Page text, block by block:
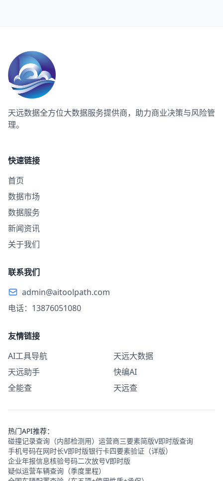
天远数据全方位大数据服务提供商，助力商业决策与风险管
理。
快速链接
首页
数据市场
数据服务
新闻资讯
关于我们
联系我们
admin@aitoolpath.com
电话：13876051080
友情链接
AI工具导航
天远大数据
天远助手
快编AI
全能查
天远查
热门API推荐：
碰撞记录查询（内部检测用） 运营商三要素简版V即时版查询
手机号码在网时长V即时版银行卡四要素验证（详版）
企业年报信息核验号码二次放号V即时版
疑似运营车辆查询（季度里程）